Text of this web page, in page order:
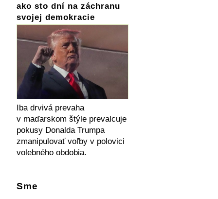
ako sto dní na záchranu
svojej demokracie
Iba drvivá prevaha
v maďarskom štýle prevalcuje
pokusy Donalda Trumpa
zmanipulovať voľby v polovici
volebného obdobia.
Sme